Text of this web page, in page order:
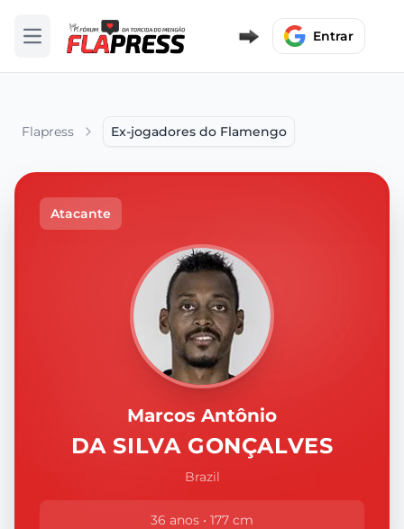
Abrir menu Entrar
Flapress Ex-jogadores do Flamengo
Atacante
Marcos Antônio
DA SILVA GONÇALVES
Brazil
36 anos • 177 cm